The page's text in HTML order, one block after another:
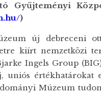
Gyűjteményi
)
új debreceni
kiírt nemzetközi
Ingels Group
értékhatárokat
Múzeum